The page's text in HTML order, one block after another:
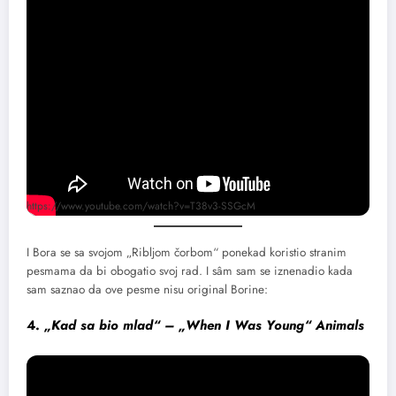
https://www.youtube.com/watch?v=T38v3-SSGcM
I Bora se sa svojom „Ribljom čorbom“ ponekad koristio stranim
pesmama da bi obogatio svoj rad. I sâm sam se iznenadio kada
sam saznao da ove pesme nisu original Borine:
4. „Kad sa bio mlad“ – „When I Was Young“ Animals